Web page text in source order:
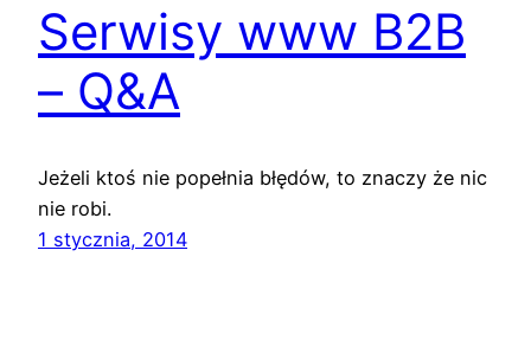
Serwisy www B2B
– Q&A
Jeżeli ktoś nie popełnia błędów, to znaczy że nic
nie robi.
1 stycznia, 2014